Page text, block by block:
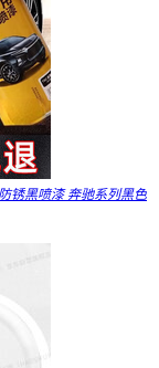
锈黑喷漆 奔驰系列黑色